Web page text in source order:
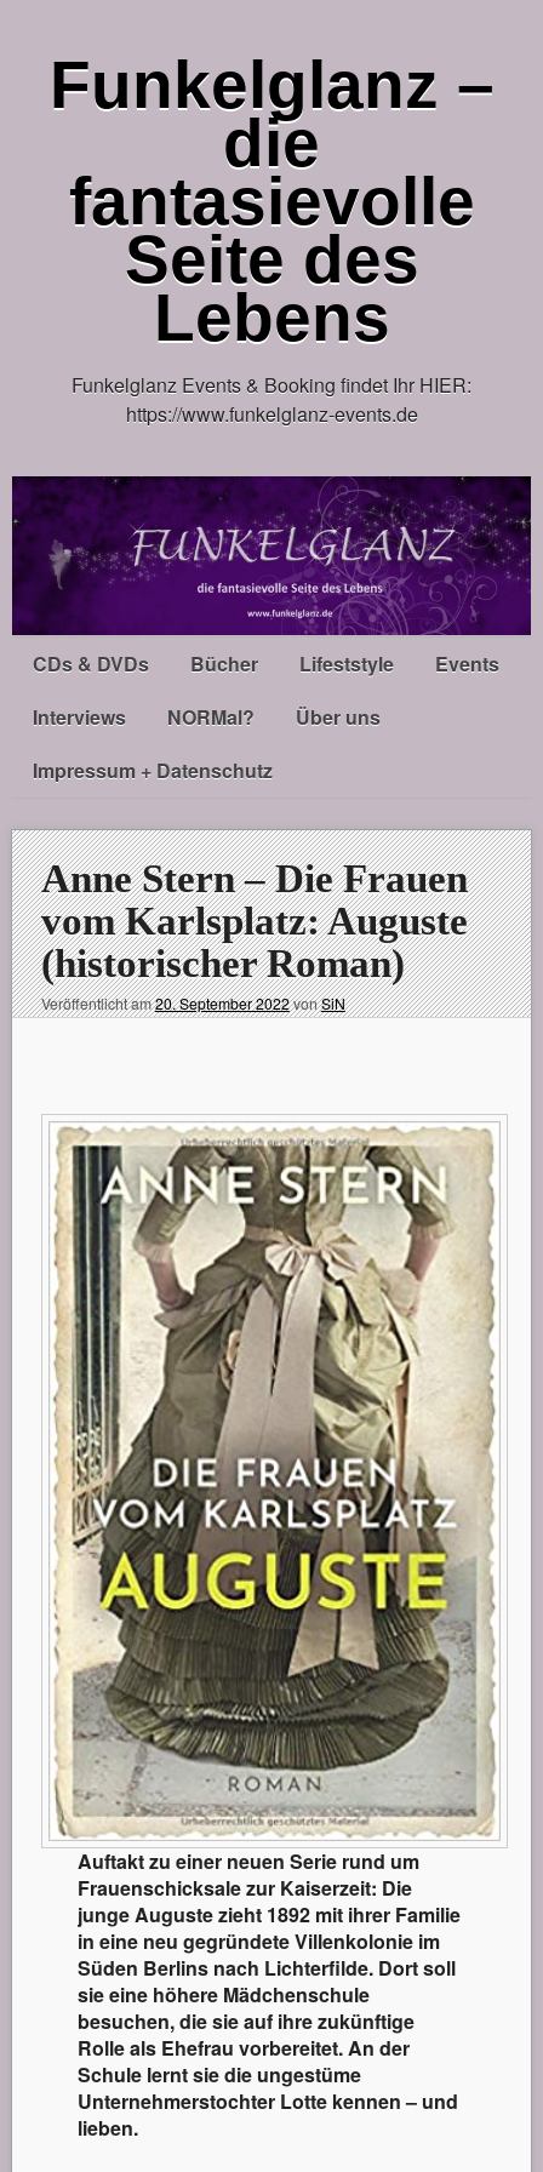
Funkelglanz –
die
fantasievolle
Seite des
Lebens
Funkelglanz Events & Booking findet Ihr HIER:
https://www.funkelglanz-events.de
CDs & DVDs Bücher Lifeststyle
Events
Interviews
NORMal?
Über uns
Impressum + Datenschutz
Anne Stern – Die Frauen
vom Karlsplatz: Auguste
(historischer Roman)
Veröffentlicht am20. September 2022vonSiN
Auftakt zu einer neuen Serie rund um
Frauenschicksale zur Kaiserzeit: Die
junge Auguste zieht 1892 mit ihrer Familie
in eine neu gegründete Villenkolonie im
Süden Berlins nach Lichterfilde. Dort soll
sie eine höhere Mädchenschule
besuchen, die sie auf ihre zukünftige
Rolle als Ehefrau vorbereitet. An der
Schule lernt sie die ungestüme
Unternehmerstochter Lotte kennen – und
lieben.